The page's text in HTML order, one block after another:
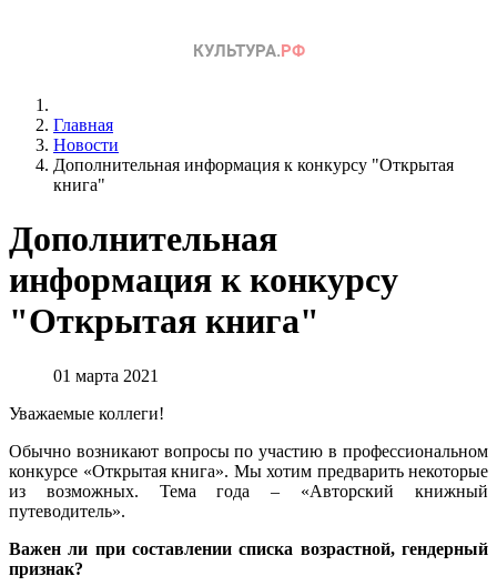
Главная
Новости
Дополнительная информация к конкурсу "Открытая
книга"
Дополнительная
информация к конкурсу
"Открытая книга"
01 марта 2021
Уважаемые коллеги!
Обычно возникают вопросы по участию в профессиональном
конкурсе «Открытая книга». Мы хотим предварить некоторые
из возможных. Тема года – «Авторский книжный
путеводитель».
Важен ли при составлении списка возрастной, гендерный
признак?